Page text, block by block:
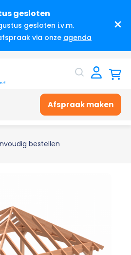
gesloten
gesloten i.v.m.
via onze agenda
Afspraak maken
bestellen